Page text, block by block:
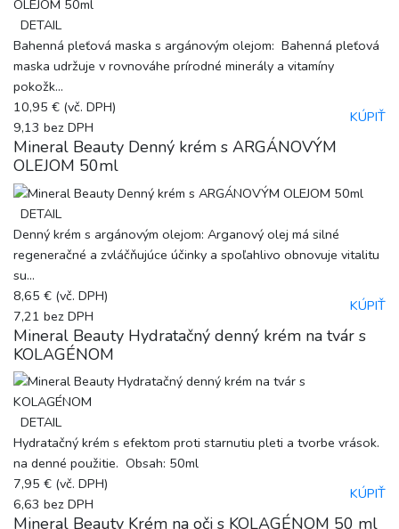
DETAIL
Bahenná pleťová maska s argánovým olejom: Bahenná pleťová
maska udržuje v rovnováhe prírodné minerály a vitamíny
pokožk...
10,95 € (vč. DPH)
9,13 bez DPH
KÚPIŤ
Mineral Beauty Denný krém s ARGÁNOVÝM
OLEJOM 50ml
DETAIL
Denný krém s argánovým olejom: Arganový olej má silné
regeneračné a zvláčňujúce účinky a spoľahlivo obnovuje vitalitu
su...
8,65 € (vč. DPH)
7,21 bez DPH
KÚPIŤ
Mineral Beauty Hydratačný denný krém na tvár s
KOLAGÉNOM
DETAIL
Hydratačný krém s efektom proti starnutiu pleti a tvorbe vrások.
na denné použitie. Obsah: 50ml
7,95 € (vč. DPH)
6,63 bez DPH
KÚPIŤ
Mineral Beauty Krém na oči s KOLAGÉNOM 50 ml